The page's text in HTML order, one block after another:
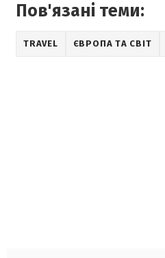
Пов'язані теми:
TRAVEL ЄВРОПА ТА СВІТ